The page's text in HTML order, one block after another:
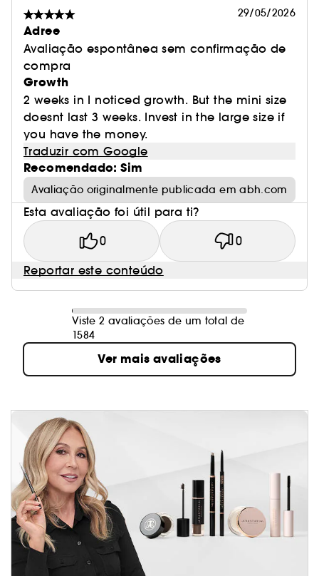
29/05/2026
Adree
Avaliação espontânea sem confirmação de
compra
Growth
2 weeks in I noticed growth. But the mini size
doesnt last 3 weeks. Invest in the large size if
you have the money.
Traduzir com Google
Recomendado: Sim
Avaliação originalmente publicada em abh.com
Esta avaliação foi útil para ti?
0 0
Reportar este conteúdo
Viste 2 avaliações de um total de
1584
Ver mais avaliações